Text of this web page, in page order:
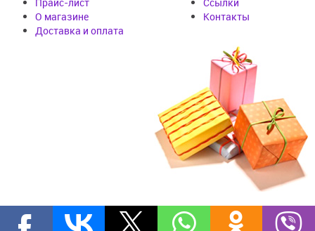
О магазине
Доставка и оплата
Контакты